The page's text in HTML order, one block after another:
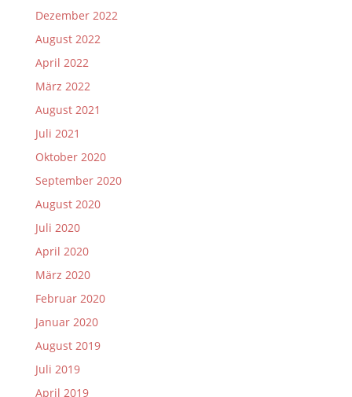
Dezember 2022
August 2022
April 2022
März 2022
August 2021
Juli 2021
Oktober 2020
September 2020
August 2020
Juli 2020
April 2020
März 2020
Februar 2020
Januar 2020
August 2019
Juli 2019
April 2019